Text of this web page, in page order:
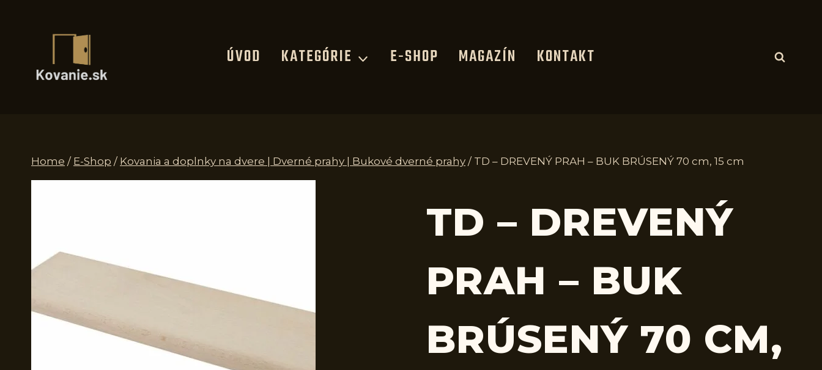
ÚVOD KATEGÓRIE E-SHOP MAGAZÍN KONTAKT
Home / E-Shop / Kovania a doplnky na dvere | Dverné prahy | Bukové dverné prahy / TD – DREVENÝ PRAH – BUK BRÚSENÝ 70 cm, 15 cm
TD – DREVENÝ
PRAH – BUK
BRÚSENÝ 70 CM,